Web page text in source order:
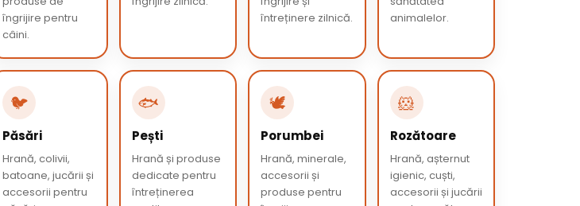
îngrijire pentru
câini.
întreținere zilnică.
animalelor.
🐦
Păsări
Hrană, colivii,
batoane, jucării și
accesorii pentru
🐟
Pești
Hrană și produse
dedicate pentru
întreținerea
🕊️
Porumbei
Hrană, minerale,
accesorii și
produse pentru
🐹
Rozătoare
Hrană, așternut
igienic, cuști,
accesorii și jucării